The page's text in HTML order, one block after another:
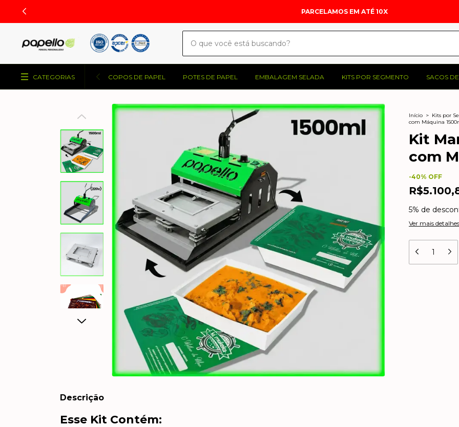
ENTREGAMOS PARA TODO O BRASIL
CATEGORIAS COPOS DE PAPEL POTES DE PAPEL EMBALAGEM SELADA KITS POR SEGMENTO SACOS
Início > Kits por
com Máquina
Kit
com
-40% OFF
5% de
Ver mais detalhes
Descrição
Esse Kit Contém: